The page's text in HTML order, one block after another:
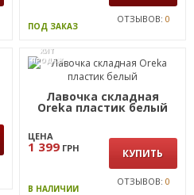
ПОД ЗАКАЗ
ОТЗЫВОВ: 0
ХИТ
ПРОДАЖ
Лавочка складная
Oreka пластик белый
ЦЕНА
1 399 ГРН КУПИТЬ
В НАЛИЧИИ
ОТЗЫВОВ: 0